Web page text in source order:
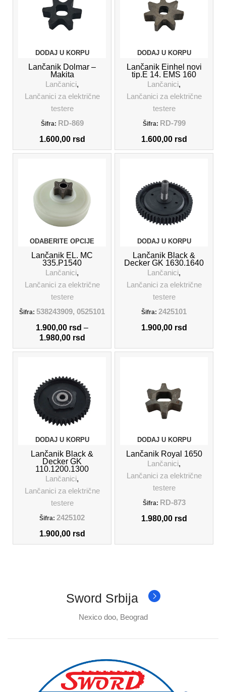
DODAJ U KORPU
Lančanik Dolmar –
Makita
Lančanici,
Lančanici za električne
testere
Šifra: RD-869
1.600,00 rsd
DODAJ U KORPU
Lančanik Einhel novi
tip.E 14. EMS 160
Lančanici,
Lančanici za električne
testere
Šifra: RD-799
1.600,00 rsd
ODABERITE OPCIJE
Lančanik EL. MC
335.P1540
Lančanici,
Lančanici za električne
testere
Šifra: 538243909, 0525101
1.900,00 rsd –
1.980,00 rsd
DODAJ U KORPU
Lančanik Black &
Decker GK 1630.1640
Lančanici,
Lančanici za električne
testere
Šifra: 2425101
1.900,00 rsd
DODAJ U KORPU
Lančanik Black &
Decker GK
110.1200.1300
Lančanici,
Lančanici za električne
testere
Šifra: 2425102
1.900,00 rsd
DODAJ U KORPU
Lančanik Royal 1650
Lančanici,
Lančanici za električne
testere
Šifra: RD-873
1.980,00 rsd
Sword Srbija
Nexico doo, Beograd